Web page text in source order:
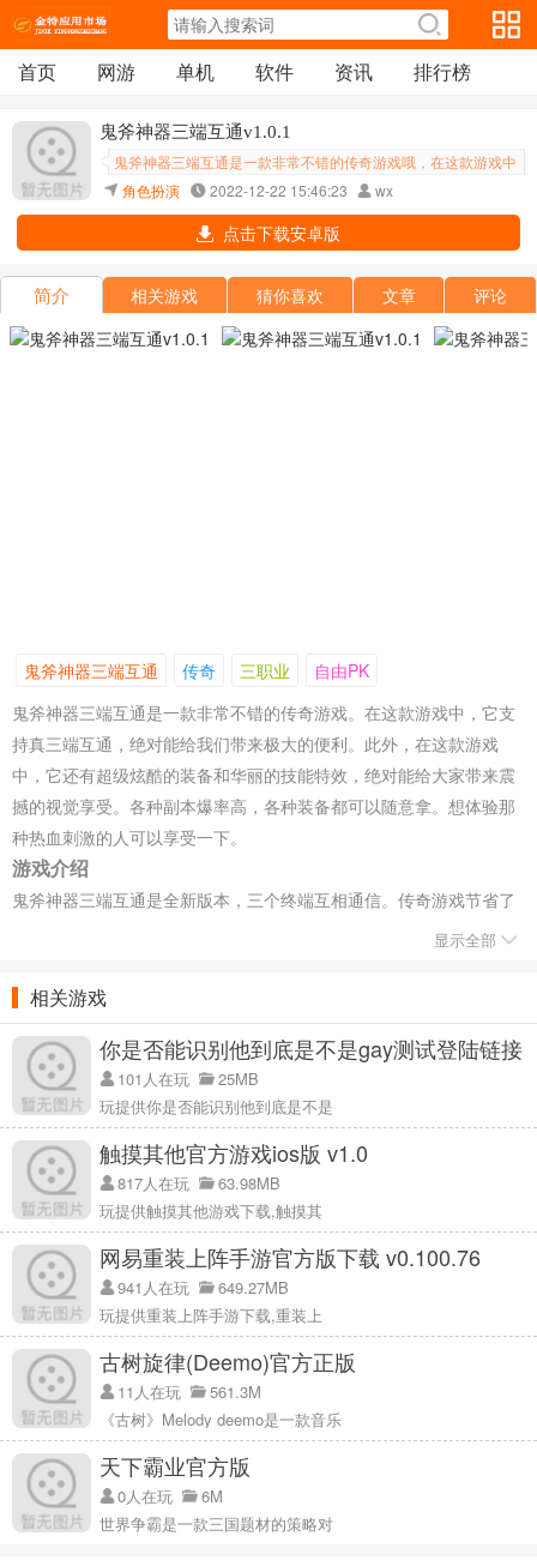
首页 网游 单机 软件 资讯 排行榜
鬼斧神器三端互通v1.0.1
鬼斧神器三端互通是一款非常不错的传奇游戏哦，在这款游戏中
可是支持真三端互通的，绝对是可以为我们带来超级大的便利
哦，并且在这款游戏中还是有着超级炫酷的装备和华丽的技能特
效绝对是可以为大家带来震撼的视觉享
角色扮演 2022-12-22 15:46:23 wx
点击下载安卓版
简介 相关游戏 猜你喜欢 文章 评论
鬼斧神器三端互通 传奇 三职业
自由PK
鬼斧神器三端互通是一款非常不错的传奇游戏。在这款游戏中，它支
持真三端互通，绝对能给我们带来极大的便利。此外，在这款游戏
中，它还有超级炫酷的装备和华丽的技能特效，绝对能给大家带来震
撼的视觉享受。各种副本爆率高，各种装备都可以随意拿。想体验那
种热血刺激的人可以享受一下。
游戏介绍
鬼斧神器三端互通是全新版本，三个终端互相通信。传奇游戏节省了
更多的时间去玩装备的角色，电脑和手机可以联机对战，可以帮你找
可以在这个游戏中冒险玩游戏，在各个地方比赛。
游戏功能
1，很多好玩的游戏，可以打怪物，可以刷副本，可以打BOSS，超级
显示全部
相关游戏
你是否能识别他到底是不是gay测试登陆链接
地址 v1.0
101人在玩
25MB
玩提供你是否能识别他到底是不是
触摸其他官方游戏ios版 v1.0
817人在玩
63.98MB
玩提供触摸其他游戏下载,触摸其
网易重装上阵手游官方版下载 v0.100.76
941人在玩
649.27MB
玩提供重装上阵手游下载,重装上
古树旋律(Deemo)官方正版
11人在玩
561.3M
《古树》Melody deemo是一款音乐
天下霸业官方版
0人在玩
6M
世界争霸是一款三国题材的策略对